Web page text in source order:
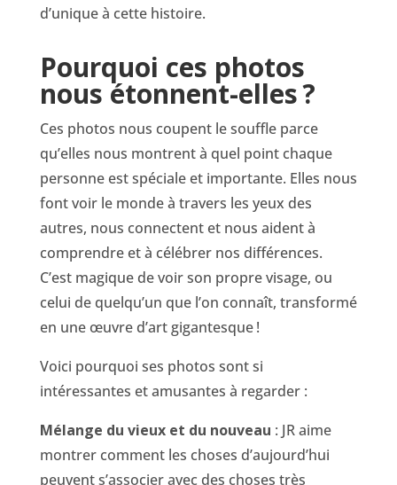
d’unique à cette histoire.
Pourquoi ces photos
nous étonnent-elles ?
Ces photos nous coupent le souffle parce
qu’elles nous montrent à quel point chaque
personne est spéciale et importante. Elles nous
font voir le monde à travers les yeux des
autres, nous connectent et nous aident à
comprendre et à célébrer nos différences.
C’est magique de voir son propre visage, ou
celui de quelqu’un que l’on connaît, transformé
en une œuvre d’art gigantesque !
Voici pourquoi ses photos sont si
intéressantes et amusantes à regarder :
Mélange du vieux et du nouveau : JR aime
montrer comment les choses d’aujourd’hui
peuvent s’associer avec des choses très